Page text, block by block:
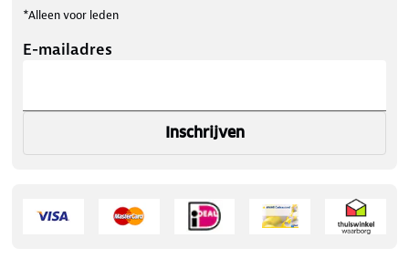
*Alleen voor leden
E-mailadres
Inschrijven